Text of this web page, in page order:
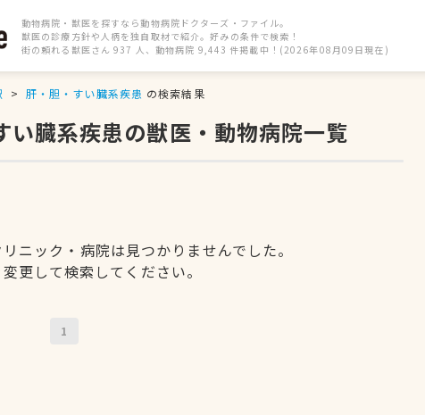
動物病院・獣医を探すなら動物病院ドクターズ・ファイル。
獣医の診療方針や人柄を独自取材で紹介。好みの条件で検索！
街の頼れる獣医さん 937 人、動物病院 9,443 件掲載中！(2026年08月09日現在)
肝・胆・すい臓系疾患 の検索結果
臓系疾患の獣医・動物病院一覧
ニック・病院は見つかりませんでした。
更して検索してください。
1